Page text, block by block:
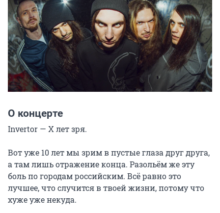
О концерте
Invertor — Х лет зря.
Вот уже 10 лет мы зрим в пустые глаза друг друга,
а там лишь отражение конца. Разольём же эту
боль по городам российским. Всё равно это
лучшее, что случится в твоей жизни, потому что
хуже уже некуда.